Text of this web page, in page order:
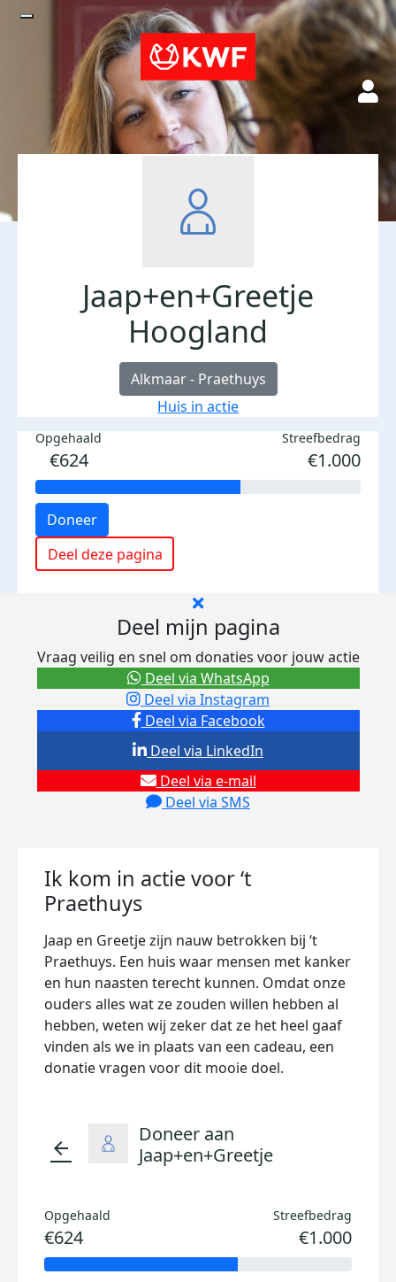
Jaap+en+Greetje
Hoogland
Alkmaar - Praethuys
Huis in actie
Opgehaald
€624
Streefbedrag
€1.000
Doneer
Deel deze pagina
Deel mijn pagina
Vraag veilig en snel om donaties voor jouw actie
Deel via Facebook
Deel via Instagram
Deel via e-mail
Deel via SMS
Deel via LinkedIn
Deel via WhatsApp
Ik kom in actie voor ‘t
Praethuys
Jaap en Greetje zijn nauw betrokken bij ‘t
Praethuys. Een huis waar mensen met kanker
en hun naasten terecht kunnen. Omdat onze
ouders alles wat ze zouden willen hebben al
hebben, weten wij zeker dat ze het heel gaaf
vinden als we in plaats van een cadeau, een
donatie vragen voor dit mooie doel.
arrow_back
Doneer aan
Jaap+en+Greetje
Opgehaald
€624
Streefbedrag
€1.000